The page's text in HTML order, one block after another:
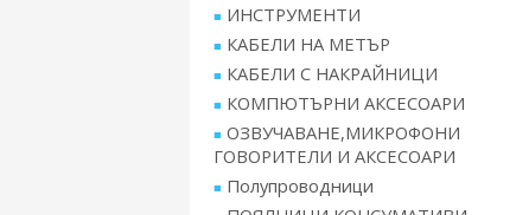
ИНСТРУМЕНТИ
КАБЕЛИ НА МЕТЪР
КАБЕЛИ С НАКРАЙНИЦИ
КОМПЮТЪРНИ АКСЕСОАРИ
ОЗВУЧАВАНЕ,МИКРОФОНИ
ГОВОРИТЕЛИ И АКСЕСОАРИ
Полупроводници